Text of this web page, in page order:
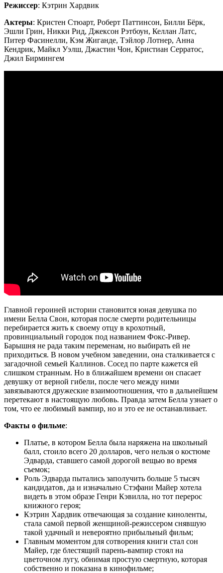
Режиссер: Кэтрин Хардвик
Актеры: Кристен Стюарт, Роберт Паттинсон, Билли Бёрк,
Эшли Грин, Никки Рид, Джексон Рэтбоун, Келлан Латс,
Питер Фасинелли, Кэм Жиганде, Тэйлор Лотнер, Анна
Кендрик, Майкл Уэлш, Джастин Чон, Кристиан Серратос,
Джил Бирмингем
Главной героиней истории становится юная девушка по
имени Белла Свон, которая после смерти родительницы
перебирается жить к своему отцу в крохотный,
провинциальный городок под названием Фокс-Ривер.
Барышня не рада таким переменам, но выбирать ей не
приходиться. В новом учебном заведении, она сталкивается с
загадочной семьей Каллинов. Сосед по парте кажется ей
слишком странным. Но в ближайшем времени он спасает
девушку от верной гибели, после чего между ними
завязываются дружеские взаимоотношения, что в дальнейшем
перетекают в настоящую любовь. Правда затем Белла узнает о
том, что ее любимый вампир, но и это ее не останавливает.
Факты о фильме:
Платье, в котором Белла была наряжена на школьный
балл, стоило всего 20 долларов, чего нельзя о костюме
Эдварда, ставшего самой дорогой вещью во время
съемок;
Роль Эдварда пытались заполучить больше 5 тысяч
кандидатов, да и изначально Стэфани Майер хотела
видеть в этом образе Генри Кэвилла, но тот перерос
книжного героя;
Кэтрин Хардвик отвечающая за создание киноленты,
стала самой первой женщиной-режиссером снявшую
такой удачный и невероятно прибыльный фильм;
Главным моментом для сотворения книги стал сон
Майер, где блестящий парень-вампир стоял на
цветочном лугу, обнимая простую смертную, которая
собственно и показана в кинофильме;